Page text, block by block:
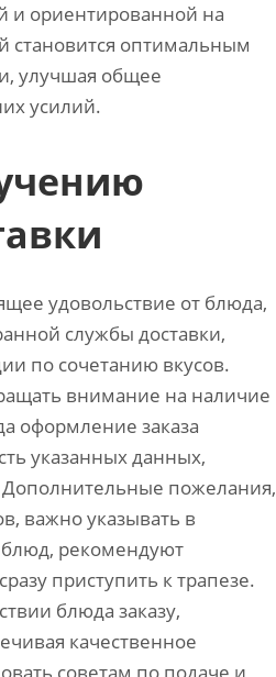
и ориентированной на
становится оптимальным
улучшая общее
усилий.
удовольствие от блюда‚
службы доставки‚
по сочетанию вкусов.
внимание на наличие
оформление заказа
указанных данных‚
Дополнительные пожелания‚
важно указывать в
рекомендуют
приступить к трапезе.
блюда заказу‚
качественное